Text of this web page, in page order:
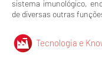
sistema imunológico,
de diversas outras
Tecnologia e